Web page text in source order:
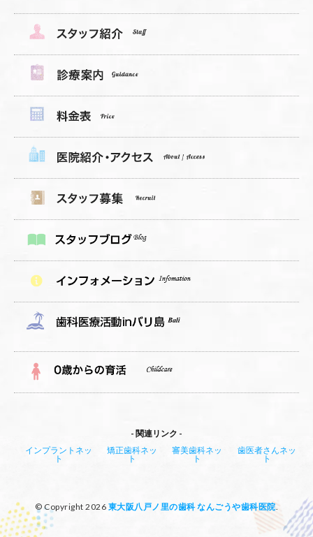
関連リンク
インプラントネッ
ト
矯正歯科ネッ
ト
審美歯科ネッ
ト
歯医者さんネッ
ト
© Copyright 2026 東大阪八戸ノ里の歯科 なんごうや歯科医院.